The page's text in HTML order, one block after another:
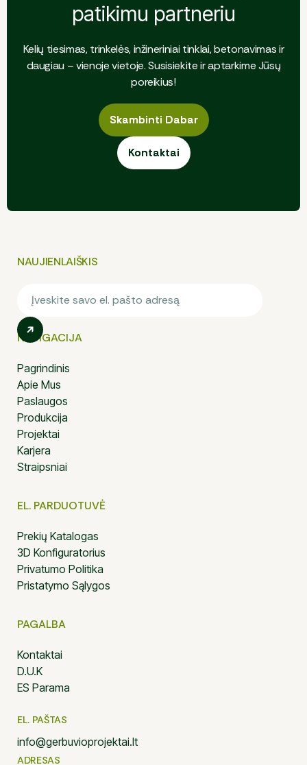
patikimu partneriu
Kelių tiesimas, trinkelės, inžineriniai tinklai, betonavimas ir
daugiau – vienoje vietoje. Susisiekite ir aptarkime Jūsų
poreikius!
Skambinti Dabar
Skambinti Dabar
Kontaktai
Kontaktai
NAUJIENLAIŠKIS
NAVIGACIJA
Pagrindinis
Apie Mus
Paslaugos
Produkcija
Projektai
Karjera
Straipsniai
EL. PARDUOTUVĖ
Prekių Katalogas
3D Konfiguratorius
Privatumo Politika
Pristatymo Sąlygos
PAGALBA
Kontaktai
D.U.K
ES Parama
EL. PAŠTAS
info@gerbuvioprojektai.lt
ADRESAS